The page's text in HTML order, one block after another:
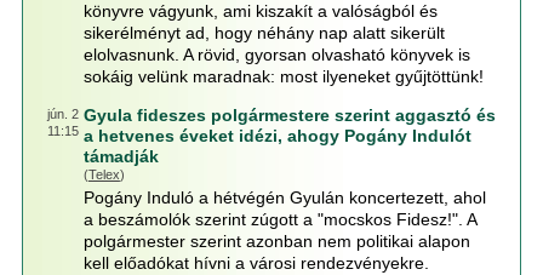
könyvre vágyunk, ami kiszakít a valóságból és
sikerélményt ad, hogy néhány nap alatt sikerült
elolvasnunk. A rövid, gyorsan olvasható könyvek is
sokáig velünk maradnak: most ilyeneket gyűjtöttünk!
jún. 2
11:15
Gyula fideszes polgármestere szerint aggasztó és
a hetvenes éveket idézi, ahogy Pogány Indulót
támadják
(Telex)
Pogány Induló a hétvégén Gyulán koncertezett, ahol
a beszámolók szerint zúgott a "mocskos Fidesz!". A
polgármester szerint azonban nem politikai alapon
kell előadókat hívni a városi rendezvényekre.